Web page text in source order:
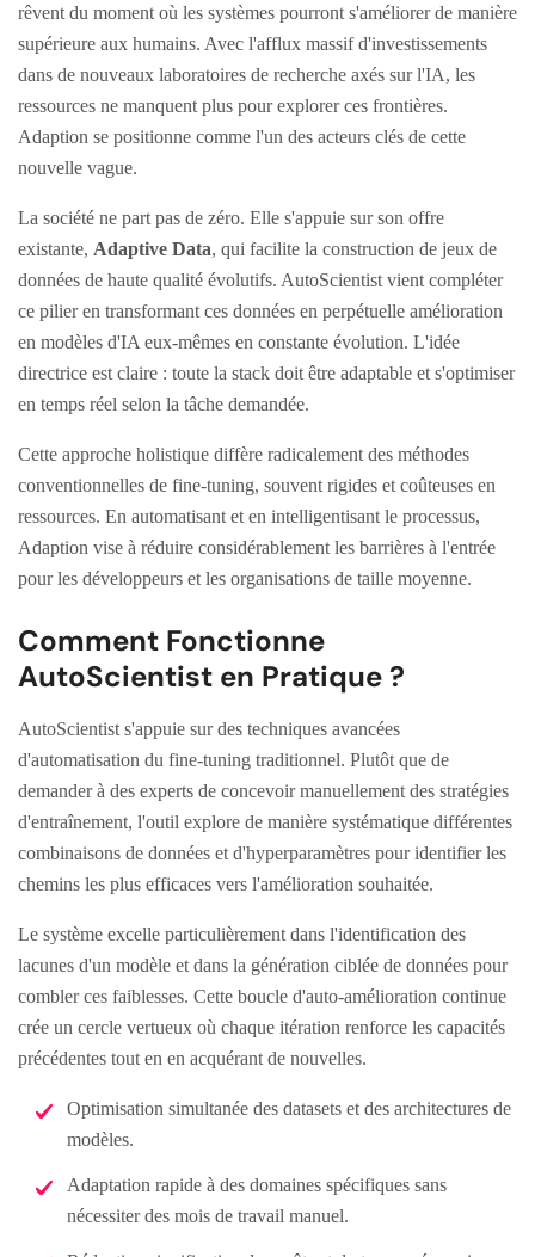
rêvent du moment où les systèmes pourront s'améliorer de manière
supérieure aux humains. Avec l'afflux massif d'investissements
dans de nouveaux laboratoires de recherche axés sur l'IA, les
ressources ne manquent plus pour explorer ces frontières.
Adaption se positionne comme l'un des acteurs clés de cette
nouvelle vague.
La société ne part pas de zéro. Elle s'appuie sur son offre
existante, Adaptive Data, qui facilite la construction de jeux de
données de haute qualité évolutifs. AutoScientist vient compléter
ce pilier en transformant ces données en perpétuelle amélioration
en modèles d'IA eux-mêmes en constante évolution. L'idée
directrice est claire : toute la stack doit être adaptable et s'optimiser
en temps réel selon la tâche demandée.
Cette approche holistique diffère radicalement des méthodes
conventionnelles de fine-tuning, souvent rigides et coûteuses en
ressources. En automatisant et en intelligentisant le processus,
Adaption vise à réduire considérablement les barrières à l'entrée
pour les développeurs et les organisations de taille moyenne.
Comment Fonctionne
AutoScientist en Pratique ?
AutoScientist s'appuie sur des techniques avancées
d'automatisation du fine-tuning traditionnel. Plutôt que de
demander à des experts de concevoir manuellement des stratégies
d'entraînement, l'outil explore de manière systématique différentes
combinaisons de données et d'hyperparamètres pour identifier les
chemins les plus efficaces vers l'amélioration souhaitée.
Le système excelle particulièrement dans l'identification des
lacunes d'un modèle et dans la génération ciblée de données pour
combler ces faiblesses. Cette boucle d'auto-amélioration continue
crée un cercle vertueux où chaque itération renforce les capacités
précédentes tout en en acquérant de nouvelles.
Optimisation simultanée des datasets et des architectures de
modèles.
Adaptation rapide à des domaines spécifiques sans
nécessiter des mois de travail manuel.